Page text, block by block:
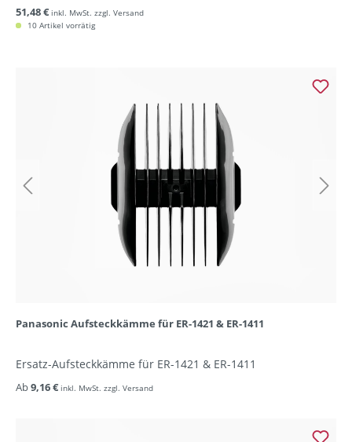
51,48 € inkl. MwSt. zzgl. Versand
10 Artikel vorrätig
Panasonic Aufsteckkämme für ER-1421 & ER-1411
Ersatz-Aufsteckkämme für ER-1421 & ER-1411
Ab9,16 € inkl. MwSt. zzgl. Versand